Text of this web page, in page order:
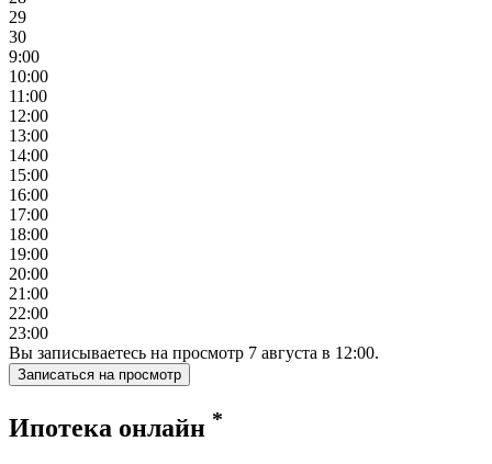
29
30
9:00
10:00
11:00
12:00
13:00
14:00
15:00
16:00
17:00
18:00
19:00
20:00
21:00
22:00
23:00
Вы записываетесь на просмотр 7 августа в 12:00.
Записаться на просмотр
Ипотека онлайн *